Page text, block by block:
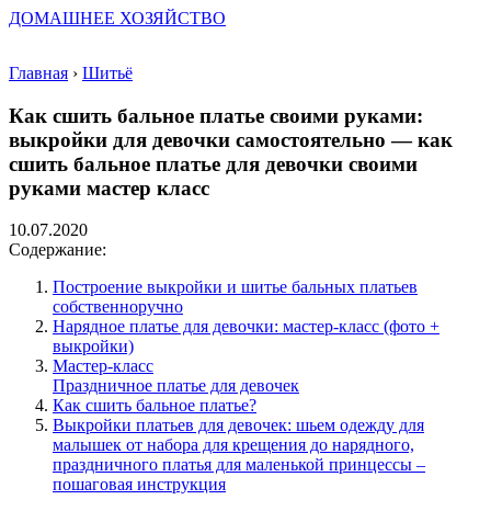
ДОМАШНЕЕ ХОЗЯЙСТВО
Главная › Шитьё
Как сшить бальное платье своими руками:
выкройки для девочки самостоятельно — как
сшить бальное платье для девочки своими
руками мастер класс
10.07.2020
Содержание:
Построение выкройки и шитье бальных платьев
собственноручно
Нарядное платье для девочки: мастер-класс (фото +
выкройки)
Мастер-класс
Праздничное платье для девочек
Как сшить бальное платье?
Выкройки платьев для девочек: шьем одежду для
малышек от набора для крещения до нарядного,
праздничного платья для маленькой принцессы –
пошаговая инструкция